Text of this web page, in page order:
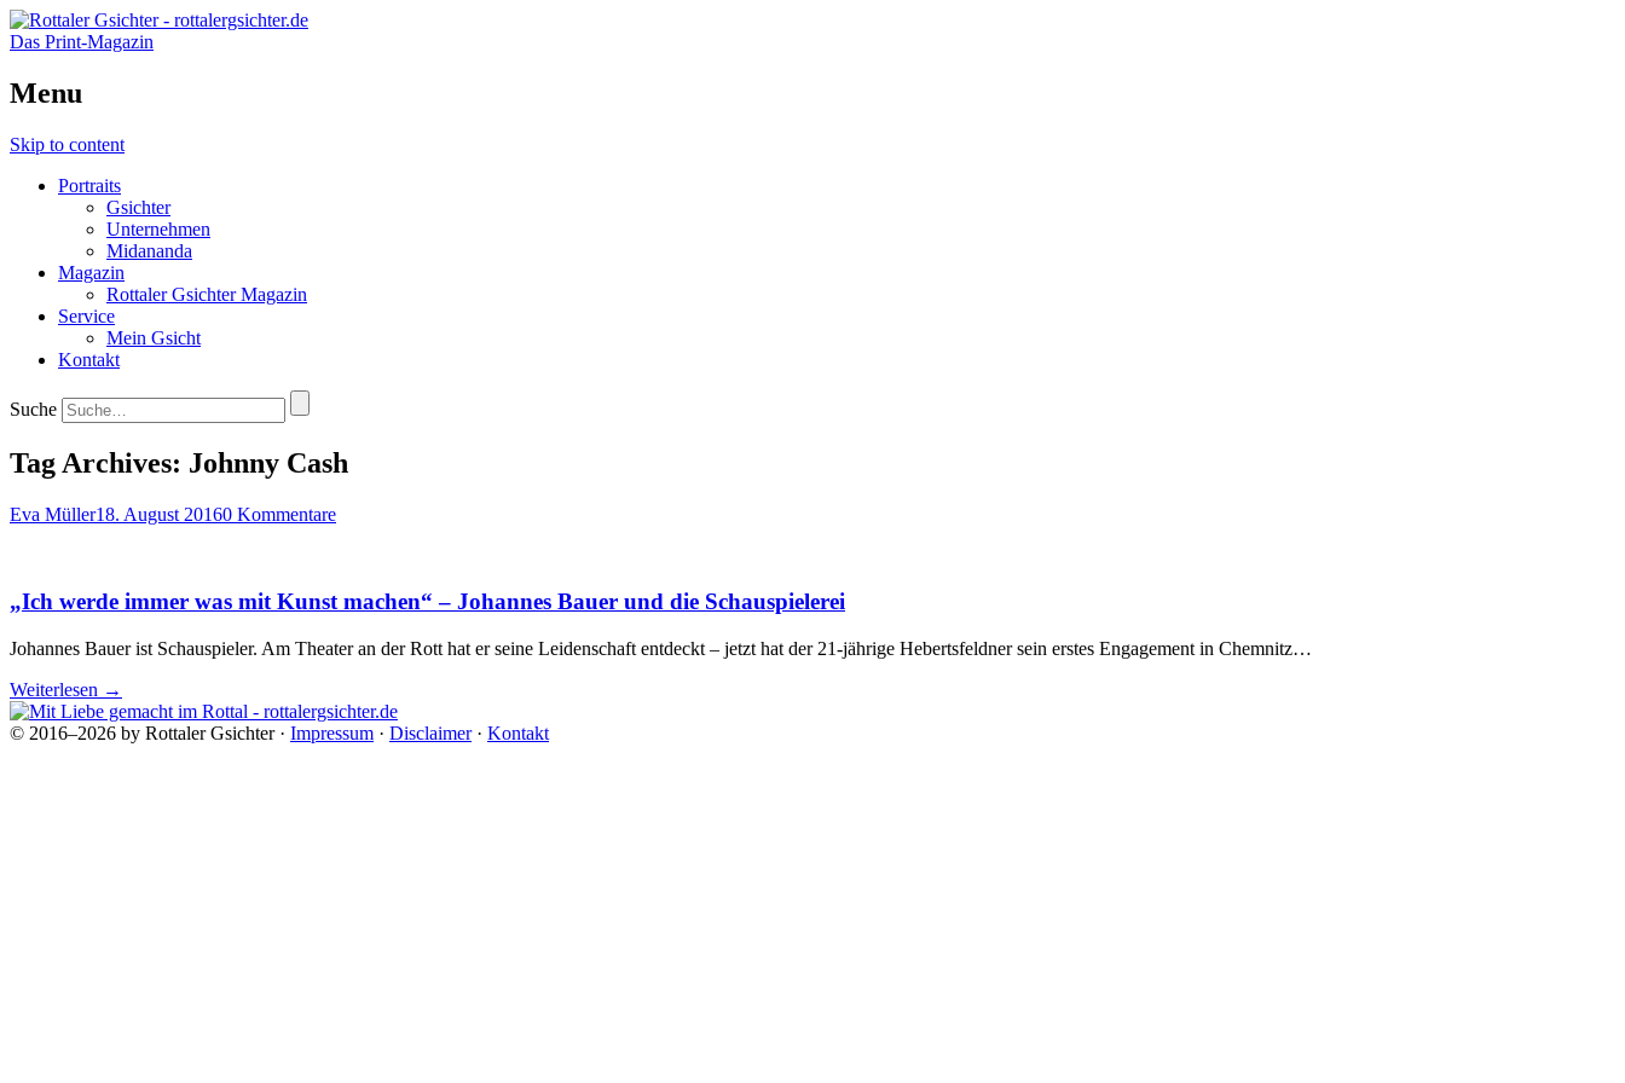
Das Print-Magazin
Menu
Skip to content
Portraits
Gsichter
Unternehmen
Midananda
Magazin
Rottaler Gsichter Magazin
Service
Mein Gsicht
Kontakt
Suche
Tag Archives: Johnny Cash
Eva Müller18. August 20160 Kommentare
„Ich werde immer was mit Kunst machen“ – Johannes Bauer und die Schauspielerei
Johannes Bauer ist Schauspieler. Am Theater an der Rott hat er seine Leidenschaft entdeckt – jetzt hat der 21-jährige Hebertsfeldner sein erstes Engagement in Chemnitz…
Weiterlesen →
© 2016–2026 by Rottaler Gsichter · Impressum · Disclaimer· Kontakt